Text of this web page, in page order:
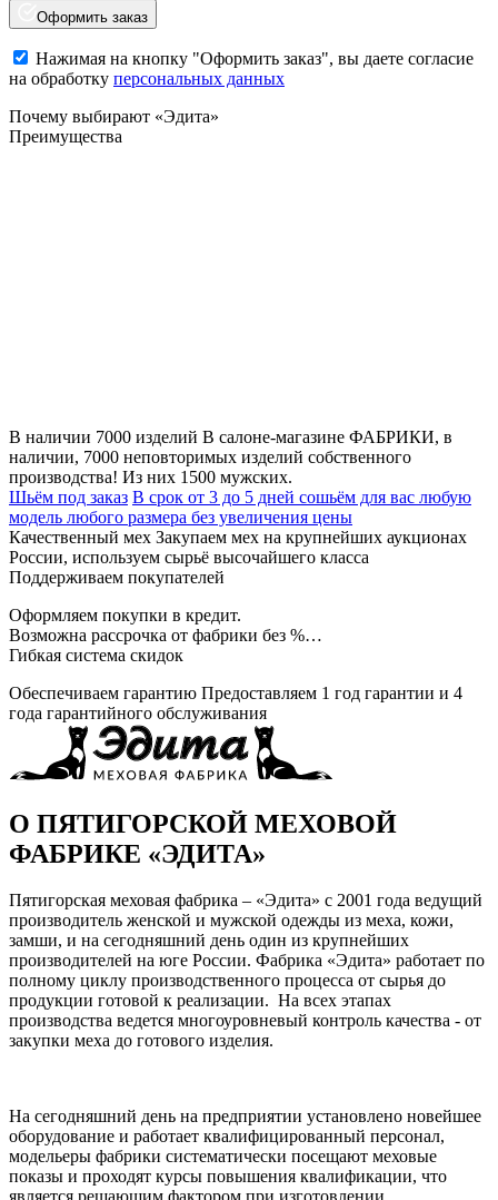
Оформить заказ
Нажимая на кнопку "Оформить заказ", вы даете согласие
на обработку персональных данных
Почему выбирают «Эдита»
Преимущества
В наличии 7000 изделий В салоне-магазине ФАБРИКИ, в
наличии, 7000 неповторимых изделий собственного
производства! Из них 1500 мужских.
Шьём под заказ В срок от 3 до 5 дней сошьём для вас любую
модель любого размера без увеличения цены
Качественный мех Закупаем мех на крупнейших аукционах
России, используем сырьё высочайшего класса
Поддерживаем покупателей
Оформляем покупки в кредит.
Возможна рассрочка от фабрики без %…
Гибкая система скидок
Обеспечиваем гарантию Предоставляем 1 год гарантии и 4
года гарантийного обслуживания
О ПЯТИГОРСКОЙ МЕХОВОЙ
ФАБРИКЕ «ЭДИТА»
Пятигорская меховая фабрика – «Эдита» с 2001 года ведущий
производитель женской и мужской одежды из меха, кожи,
замши, и на сегодняшний день один из крупнейших
производителей на юге России. Фабрика «Эдита» работает по
полному циклу производственного процесса от сырья до
продукции готовой к реализации. На всех этапах
производства ведется многоуровневый контроль качества - от
закупки меха до готового изделия.
На сегодняшний день на предприятии установлено новейшее
оборудование и работает квалифицированный персонал,
модельеры фабрики систематически посещают меховые
показы и проходят курсы повышения квалификации, что